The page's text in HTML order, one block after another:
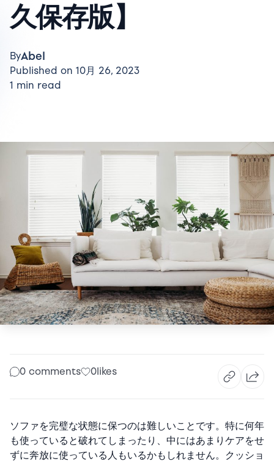
久保存版】
ByAbel
Published on 10月 26, 2023
1 min read
0 comments 0likes
ソファを完璧な状態に保つのは難しいことです。特に何年
も使っていると破れてしまったり、中にはあまりケアをせ
ずに奔放に使っている人もいるかもしれません。クッショ